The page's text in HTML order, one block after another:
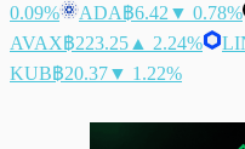
0.09%
ADA฿6.42 ▼ 0.78%
AVAX฿223.25 ▲ 2.24%
KUB฿20.37▼ 1.22%